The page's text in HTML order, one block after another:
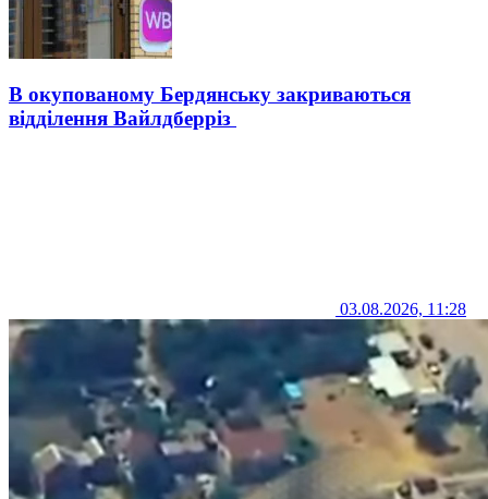
В окупованому Бердянську закриваються
відділення Вайлдберріз
03.08.2026, 11:28